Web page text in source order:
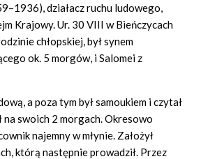
działacz ruchu ludowego,
Krajowy. Ur. 30 VIII w Bieńczycach
chłopskiej, był synem
ok. 5 morgów, i Salomei z
a poza tym był samoukiem i czytał
na swoich 2 morgach. Okresowo
najemny w młynie. Założył
którą następnie prowadził. Przez